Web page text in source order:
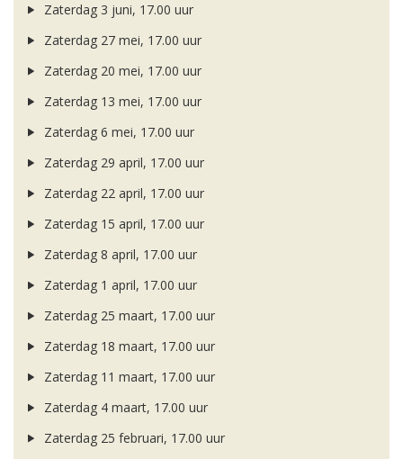
Zaterdag 3 juni, 17.00 uur
Zaterdag 27 mei, 17.00 uur
Zaterdag 20 mei, 17.00 uur
Zaterdag 13 mei, 17.00 uur
Zaterdag 6 mei, 17.00 uur
Zaterdag 29 april, 17.00 uur
Zaterdag 22 april, 17.00 uur
Zaterdag 15 april, 17.00 uur
Zaterdag 8 april, 17.00 uur
Zaterdag 1 april, 17.00 uur
Zaterdag 25 maart, 17.00 uur
Zaterdag 18 maart, 17.00 uur
Zaterdag 11 maart, 17.00 uur
Zaterdag 4 maart, 17.00 uur
Zaterdag 25 februari, 17.00 uur